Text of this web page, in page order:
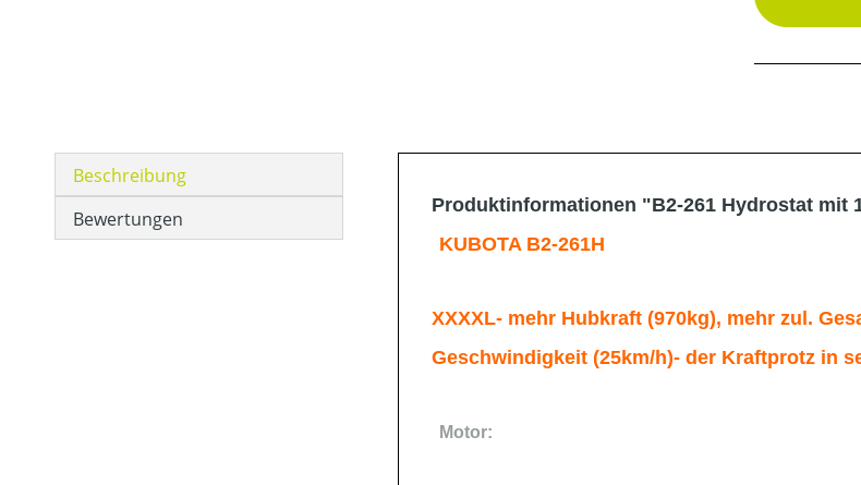
Beschreibung
Bewertungen
Produktinformationen "B2-261 Hydrostat mit
KUBOTA B2-261H
XXXXL- mehr Hubkraft (970kg), mehr zul.
Geschwindigkeit (25km/h)- der Kraftprotz in
Motor: